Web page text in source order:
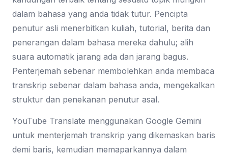
dalam bahasa yang anda tidak tutur. Pencipta
penutur asli menerbitkan kuliah, tutorial, berita dan
penerangan dalam bahasa mereka dahulu; alih
suara automatik jarang ada dan jarang bagus.
Penterjemah sebenar membolehkan anda membaca
transkrip sebenar dalam bahasa anda, mengekalkan
struktur dan penekanan penutur asal.
YouTube Translate menggunakan Google Gemini
untuk menterjemah transkrip yang dikemaskan baris
demi baris, kemudian memaparkannya dalam